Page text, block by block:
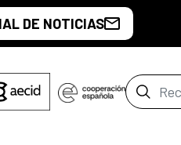
DE NOTICIAS
Barre